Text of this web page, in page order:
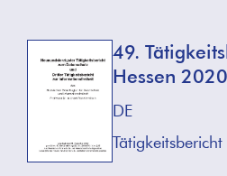
49.
Hessen 2020
DE
Tätigkeitsbericht